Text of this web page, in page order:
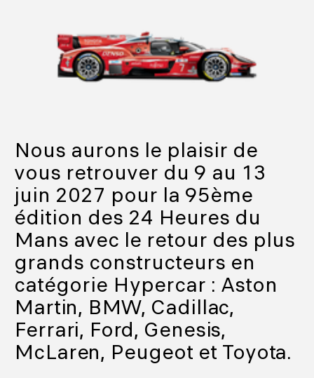
Nous aurons le plaisir de
vous retrouver du 9 au 13
juin 2027 pour la 95ème
édition des 24 Heures du
Mans avec le retour des plus
grands constructeurs en
catégorie Hypercar : Aston
Martin, BMW, Cadillac,
Ferrari, Ford, Genesis,
McLaren, Peugeot et Toyota.